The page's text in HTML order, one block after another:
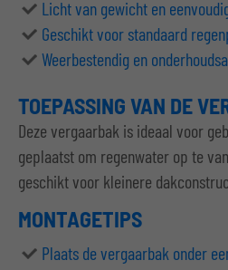
Licht van gewicht en
Geschikt voor standaard
Weerbestendig en
TOEPASSING VAN DE
Deze vergaarbak is ideaal voor
geplaatst om regenwater op te
geschikt voor kleinere
MONTAGETIPS
Plaats de vergaarbak onder